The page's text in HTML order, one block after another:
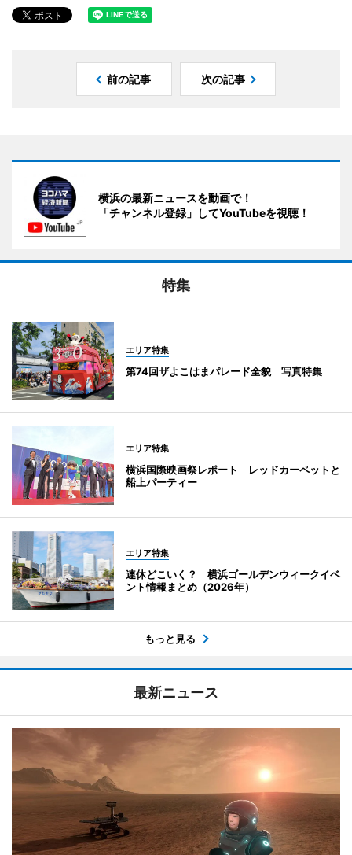
前の記事 次の記事
横浜の最新ニュースを動画で！
「チャンネル登録」してYouTubeを視聴！
特集
エリア特集
第74回ザよこはまパレード全貌 写真特集
エリア特集
横浜国際映画祭レポート レッドカーペットと
船上パーティー
エリア特集
連休どこいく？ 横浜ゴールデンウィークイベ
ント情報まとめ（2026年）
もっと見る
最新ニュース